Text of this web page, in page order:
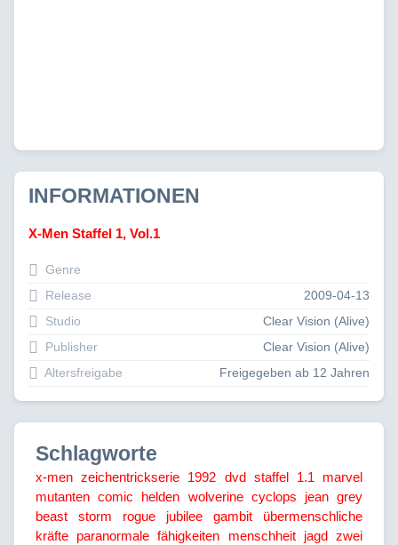
INFORMATIONEN
X-Men Staffel 1, Vol.1
Genre
Release
2009-04-13
Studio
Clear Vision (Alive)
Publisher
Clear Vision (Alive)
Altersfreigabe
Freigegeben ab 12 Jahren
Schlagworte
x-men zeichentrickserie 1992 dvd staffel 1.1
marvel
mutanten comic helden wolverine cyclops
jean grey
beast
storm rogue jubilee gambit
übermenschliche
kräfte paranormale fähigkeiten menschheit jagd zwei